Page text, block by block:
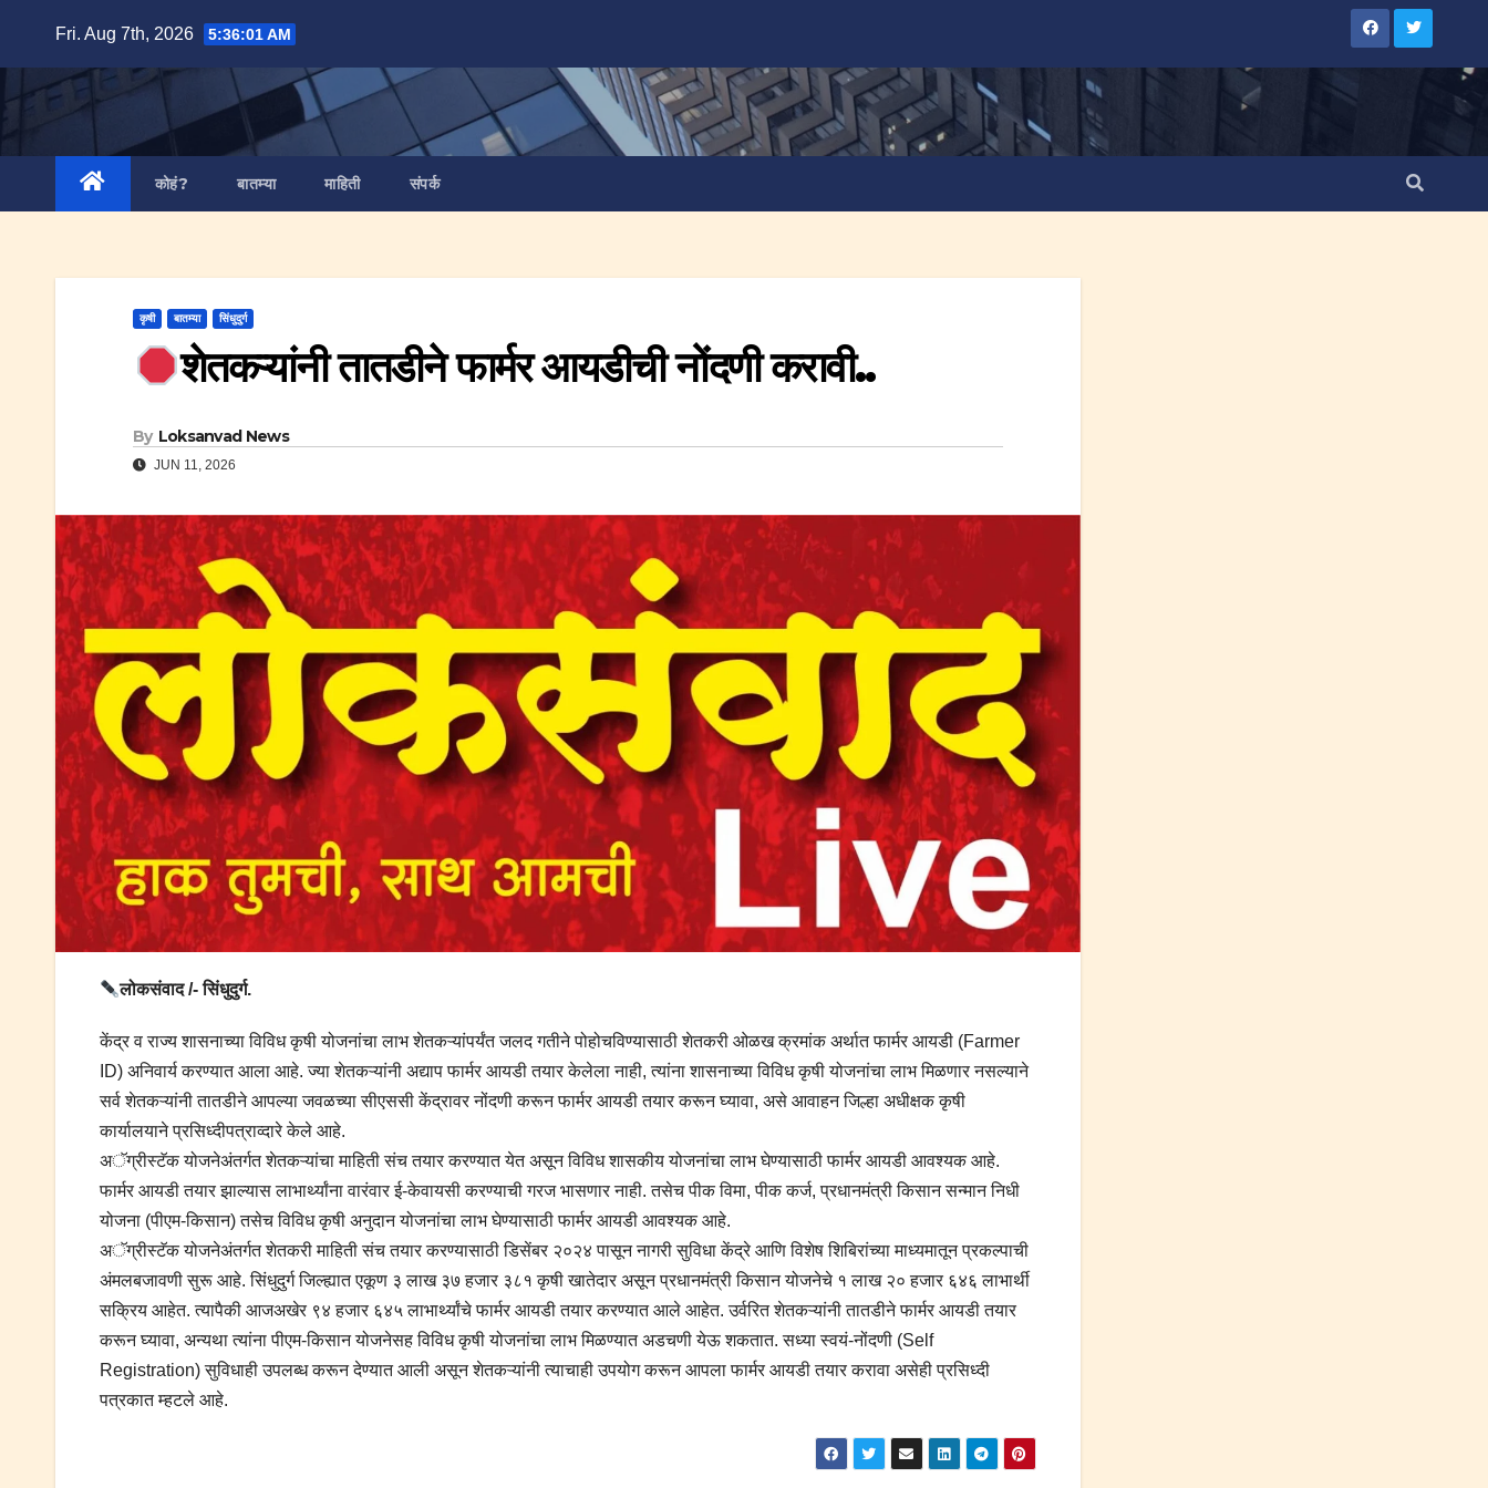
content
Fri. Aug 7th, 2026 5:36:02 AM
कोहं? बातम्या माहिती संपर्क
कृषी बातम्या सिंधुदुर्ग
शेतकऱ्यांनी तातडीने फार्मर आयडीची नोंदणी करावी..
By Loksanvad News
JUN 11, 2026
लोकसंवाद /- सिंधुदुर्ग.
केंद्र व राज्य शासनाच्या विविध कृषी योजनांचा लाभ शेतकऱ्यांपर्यंत जलद गतीने पोहोचविण्यासाठी शेतकरी ओळख क्रमांक अर्थात फार्मर आयडी (Farmer
ID) अनिवार्य करण्यात आला आहे. ज्या शेतकऱ्यांनी अद्याप फार्मर आयडी तयार केलेला नाही, त्यांना शासनाच्या विविध कृषी योजनांचा लाभ मिळणार नसल्याने
सर्व शेतकऱ्यांनी तातडीने आपल्या जवळच्या सीएससी केंद्रावर नोंदणी करून फार्मर आयडी तयार करून घ्यावा, असे आवाहन जिल्हा अधीक्षक कृषी
कार्यालयाने प्रसिध्दीपत्राव्दारे केले आहे.
अॅग्रीस्टॅक योजनेअंतर्गत शेतकऱ्यांचा माहिती संच तयार करण्यात येत असून विविध शासकीय योजनांचा लाभ घेण्यासाठी फार्मर आयडी आवश्यक आहे.
फार्मर आयडी तयार झाल्यास लाभार्थ्यांना वारंवार ई-केवायसी करण्याची गरज भासणार नाही. तसेच पीक विमा, पीक कर्ज, प्रधानमंत्री किसान सन्मान निधी
योजना (पीएम-किसान) तसेच विविध कृषी अनुदान योजनांचा लाभ घेण्यासाठी फार्मर आयडी आवश्यक आहे.
अॅग्रीस्टॅक योजनेअंतर्गत शेतकरी माहिती संच तयार करण्यासाठी डिसेंबर २०२४ पासून नागरी सुविधा केंद्रे आणि विशेष शिबिरांच्या माध्यमातून प्रकल्पाची
अंमलबजावणी सुरू आहे. सिंधुदुर्ग जिल्ह्यात एकूण ३ लाख ३७ हजार ३८१ कृषी खातेदार असून प्रधानमंत्री किसान योजनेचे १ लाख २० हजार ६४६ लाभार्थी
सक्रिय आहेत. त्यापैकी आजअखेर ९४ हजार ६४५ लाभार्थ्यांचे फार्मर आयडी तयार करण्यात आले आहेत. उर्वरित शेतकऱ्यांनी तातडीने फार्मर आयडी तयार
करून घ्यावा, अन्यथा त्यांना पीएम-किसान योजनेसह विविध कृषी योजनांचा लाभ मिळण्यात अडचणी येऊ शकतात. सध्या स्वयं-नोंदणी (Self
Registration) सुविधाही उपलब्ध करून देण्यात आली असून शेतकऱ्यांनी त्याचाही उपयोग करून आपला फार्मर आयडी तयार करावा असेही प्रसिध्दी
पत्रकात म्हटले आहे.